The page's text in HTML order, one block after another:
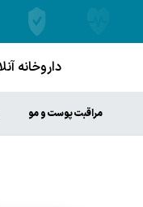
داروخانه
مراقبت پوست و مو